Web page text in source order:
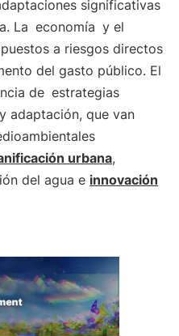
significativas
La economía y el
a riesgos directos
del gasto público. El
de estrategias
y adaptación, que van
urbana,
del agua e innovación